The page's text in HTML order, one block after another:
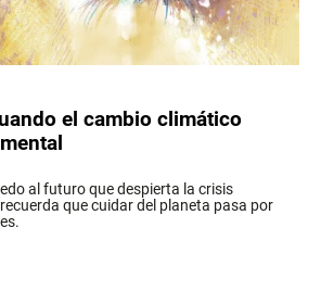
el cambio climático
al futuro que despierta la crisis
que cuidar del planeta pasa por